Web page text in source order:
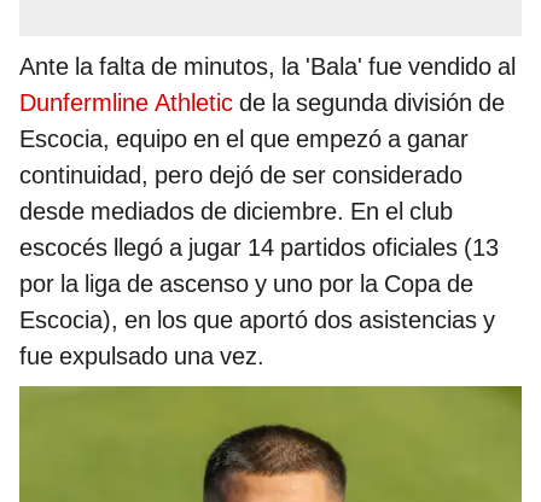
Ante la falta de minutos, la 'Bala' fue vendido al
Dunfermline Athletic de la segunda división de
Escocia, equipo en el que empezó a ganar
continuidad, pero dejó de ser considerado
desde mediados de diciembre. En el club
escocés llegó a jugar 14 partidos oficiales (13
por la liga de ascenso y uno por la Copa de
Escocia), en los que aportó dos asistencias y
fue expulsado una vez.